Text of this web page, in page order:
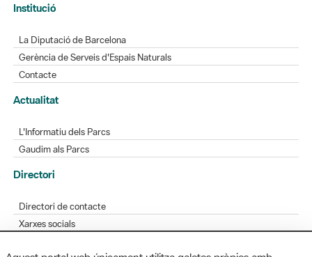
Gerència de Serveis d'Espais Naturals
Actualitat
L'Informatiu dels Parcs
Gaudim als Parcs
Directori de contacte
Xarxes socials
Bústia de suggeriments
Opineu sobre els parcs